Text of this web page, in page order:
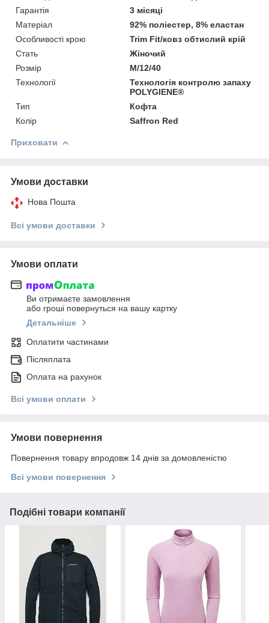
Гарантія
3 місяці
Матеріал
92% поліестер, 8% еластан
Особливості крою
Trim Fit/ковз обтислий крій
Стать
Жіночий
Розмір
M/12/40
Технології
Технологія контролю запаху
POLYGIENE®
Тип
Кофта
Колір
Saffron Red
Приховати
Умови доставки
Нова Пошта
Всі умови доставки
Умови оплати
Ви отримаєте замовлення
або гроші повернуться на вашу картку
Детальніше
Оплатити частинами
Післяплата
Оплата на рахунок
Всі умови оплати
Умови повернення
Повернення товару впродовж 14 днів за домовленістю
Всі умови повернення
Подібні товари компанії